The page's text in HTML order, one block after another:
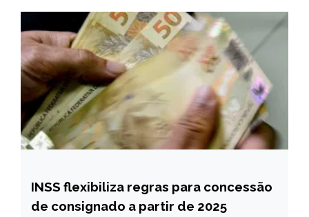
BRASIL
NOTÍCIAS
INSS flexibiliza regras para concessão
de consignado a partir de 2025